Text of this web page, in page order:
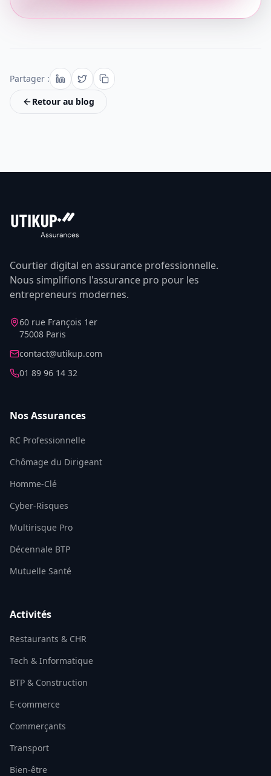
Partager :
Retour au blog
Courtier digital en assurance professionnelle.
Nous simplifions l'assurance pro pour les
entrepreneurs modernes.
60 rue François 1er
75008 Paris
contact@utikup.com
01 89 96 14 32
Nos Assurances
RC Professionnelle
Chômage du Dirigeant
Homme-Clé
Cyber-Risques
Multirisque Pro
Décennale BTP
Mutuelle Santé
Activités
Restaurants & CHR
Tech & Informatique
BTP & Construction
E-commerce
Commerçants
Transport
Bien-être